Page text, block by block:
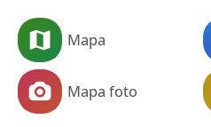
Mapa
Mapa foto